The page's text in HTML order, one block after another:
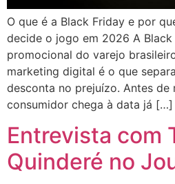
O que é a Black Friday e por
decide o jogo em 2026 A
promocional do varejo
marketing digital é o que
desconta no prejuízo. Antes de
consumidor chega à data já […]
Entrevista com
Quinderé no